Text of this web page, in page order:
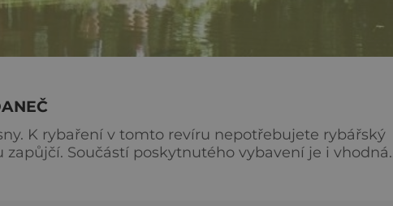
K rybaření v tomto revíru nepotřebujete rybářský
je i vhodná